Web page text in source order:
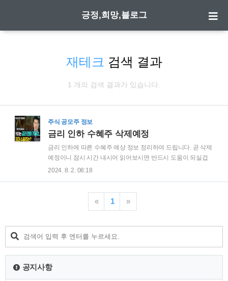
긍정,희망,블로그
재테크 검색 결과
1 개의 검색 결과가 있습니다.
주식 공모주 정보
금리 인하 수혜주 삭제예정
금리 인하에 따른 수혜주 예상 정보 정리하여 드립니다. 곧 삭제
예정이니 잠시 시간 내시어 읽어보시면 반드시 도움이 되실겁
니다.금리 인하는 경제에 많은 영향을 미칠 수 있는 중요한 요소
는 금리 인하로 인해 수혜를 받을 가능성이 높은 주식, 즉 '금리
인하 수혜주'에 대해 깊이 있게 살펴보겠습니다. 금리가 인하되
업은 더 큰 혜택을 볼 수 있습니다. 금리 인하 수혜주는 경제 전
반의 저성장 및 저금리 환경에서도 성장 가능성을 보이는 주식
2024. 8. 2. 08:18
« 1 »
공지사항